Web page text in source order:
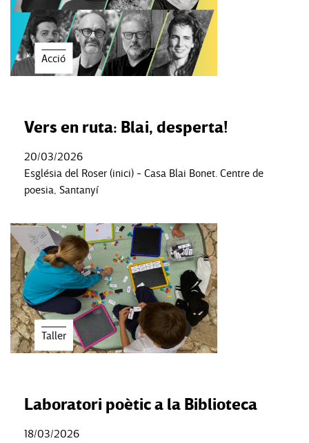
Acció
Vers en ruta: Blai, desperta!
20/03/2026
Església del Roser (inici) - Casa Blai Bonet. Centre de
poesia, Santanyí
Taller
Laboratori poètic a la Biblioteca
18/03/2026